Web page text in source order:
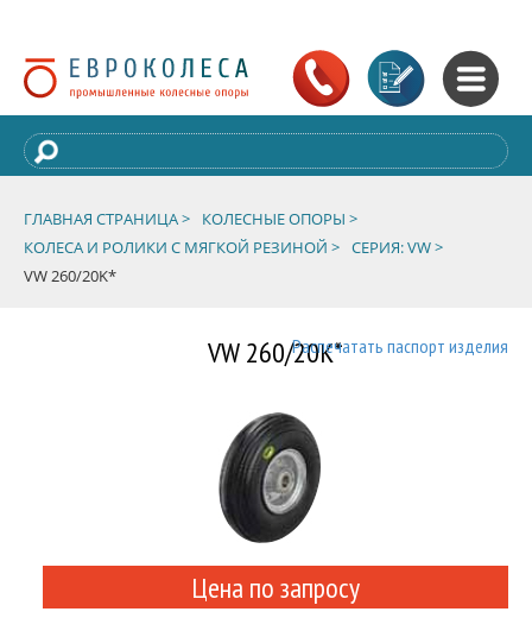
ГЛАВНАЯ СТРАНИЦА >
КОЛЕСНЫЕ ОПОРЫ >
КОЛЕСА И РОЛИКИ С МЯГКОЙ РЕЗИНОЙ > СЕРИЯ: VW >
VW 260/20K*
VW 260/20K*Распечатать паспорт изделия
Цена по запросу